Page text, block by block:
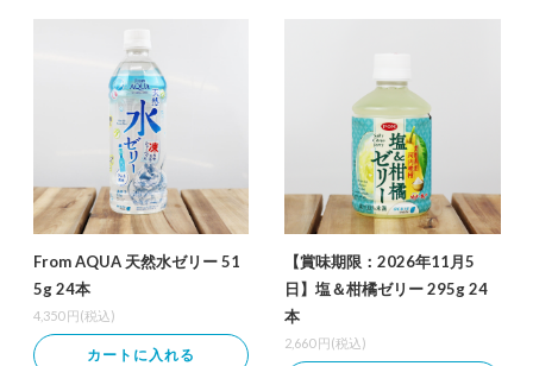
From AQUA 天然水ゼリー 51
5g 24本
4,350 円(税込)
カートに入れる
【賞味期限：2026年11月5
日】塩＆柑橘ゼリー 295g 24
本
2,660 円(税込)